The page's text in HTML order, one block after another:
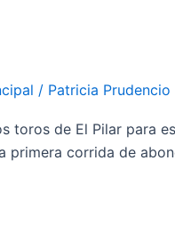
/ Patricia Prudencio
toros de El Pilar
primera corrida de